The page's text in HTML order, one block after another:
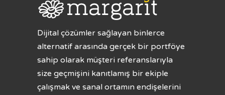
Dijital çözümler sağlayan binlerce
alternatif arasında gerçek bir portföye
sahip olarak müşteri referanslarıyla
size geçmişini kanıtlamış bir ekiple
çalışmak ve sanal ortamın endişelerini